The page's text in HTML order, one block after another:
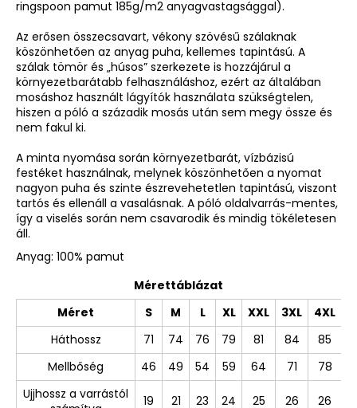
ringspoon pamut 185g/m2 anyagvastagsággal).
Az erősen összecsavart, vékony szövésű szálaknak
köszönhetően az anyag puha, kellemes tapintású. A
szálak tömör és „húsos” szerkezete is hozzájárul a
környezetbarátabb felhasználáshoz, ezért az általában
mosáshoz használt lágyítók használata szükségtelen,
hiszen a póló a századik mosás után sem megy össze és
nem fakul ki.
A minta nyomása során környezetbarát, vízbázisú
festéket használnak, melynek köszönhetően a nyomat
nagyon puha és szinte észrevehetetlen tapintású, viszont
tartós és ellenáll a vasalásnak. A póló oldalvarrás-mentes,
így a viselés során nem csavarodik és mindig tökéletesen
áll.
Anyag: 100% pamut
Mérettáblázat
Méret
S M L XL XXL 3XL
4XL
Háthossz
71 74 76 79 81 84
85
Mellbőség
46 49 54 59 64 71
78
Ujjhossz a varrástól
19 21 23 24 25 26 26